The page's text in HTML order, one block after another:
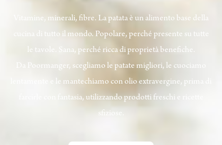
Vitamine, minerali, fibre. La patata è un alimento base della
cucina di tutto il mondo. Popolare, perché presente su tutte
le tavole. Sana, perché ricca di proprietà benefiche.
Da Poormanger, scegliamo le patate migliori, le cuociamo
lentamente e le mantechiamo con olio extravergine, prima di
farcirle con fantasia, utilizzando prodotti freschi e ricette
sfiziose.